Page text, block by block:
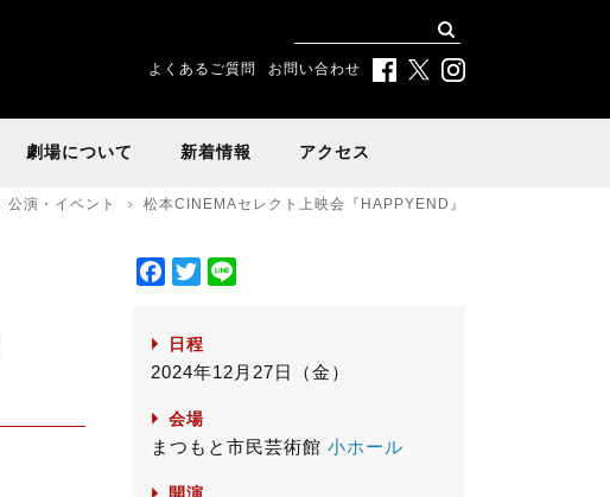
よくあるご質問 お問い合わせ
劇場について 新着情報 アクセス
公演・イベント 松本CINEMAセレクト上映会『HAPPYEND』
F
e
b
o
o
T
t
t
e
日程
2024年12月27日（金）
会場
まつもと市民芸術館 小ホール